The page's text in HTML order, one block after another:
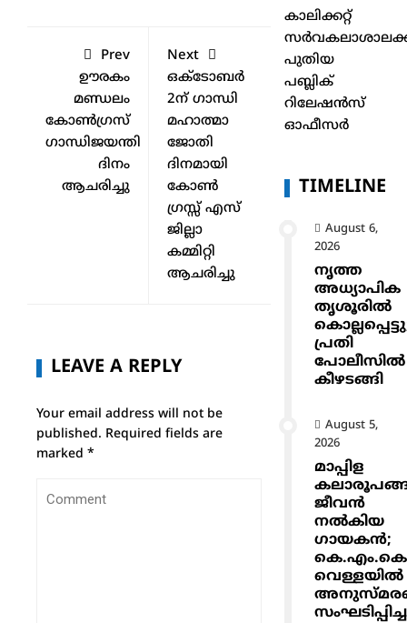
Prev
ഊരകം
മണ്ഡലം
കോൺഗ്രസ്
ഗാന്ധിജയന്തി
ദിനം
ആചരിച്ചു
Next
ഒക്ടോബർ
2ന് ഗാന്ധി
മഹാത്മാ
ജോതി
ദിനമായി
കോൺ
ഗ്രസ്സ് എസ്
ജില്ലാ
കമ്മിറ്റി
ആചരിച്ചു
LEAVE A REPLY
Your email address will not be
published. Required fields are
marked *
കാലിക്കറ്റ്
പുതിയ
പബ്ലിക്
റിലേഷൻസ്
ഓഫീസർ
TIMELINE
August 6,
2026
നൃത്ത
അധ്യാപിക
തൃശൂരിൽ
പ്രതി
പോലീസിൽ
കീഴടങ്ങി
August 5,
2026
മാപ്പിള
ജീവൻ
നൽകിയ
ഗായകൻ;
കെ.എം.കെ
വെള്ളയിൽ